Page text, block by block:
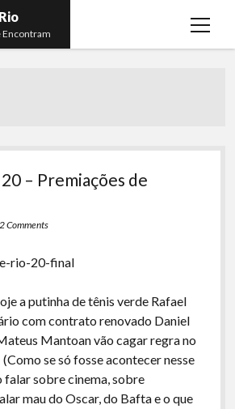
Encontram
open
– Premiações de
2 Comments
a putinha de tênis verde Rafael
com contrato renovado Daniel
Mantoan vão cagar regra no
se só fosse acontecer nesse
falar sobre cinema, sobre
mau do Oscar, do Bafta e o que